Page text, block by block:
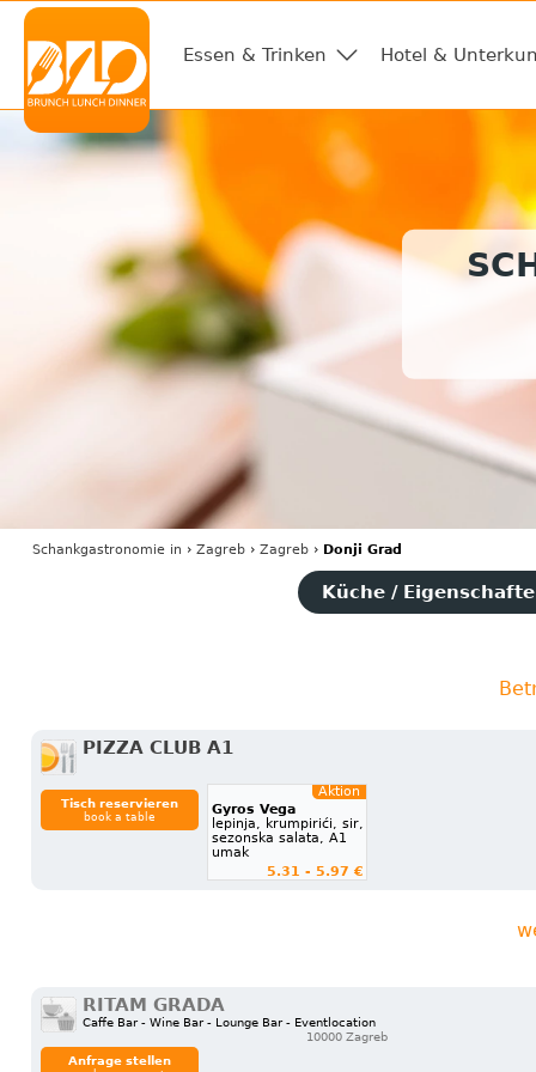
Essen & Trinken Hotel &
Schankgastronomiein › Zagreb› Zagreb› Donji Grad
Küche /
PIZZA CLUB A1
Tisch reservieren
book a table
Aktion
Gyros Vega
lepinja, krumpirići, sir,
sezonska salata, A1
umak
5.31 - 5.97 €
RITAM GRADA
Caffe Bar - Wine Bar - Lounge Bar - Eventlocation
10000 Zagreb
Anfrage stellen